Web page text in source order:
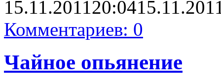
15.11.201120:04
Комментариев: 0
Чайное опьянение